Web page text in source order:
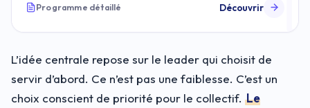
Programme détaillé Découvrir
L’idée centrale repose sur le leader qui choisit de
servir d’abord. Ce n’est pas une faiblesse. C’est un
choix conscient de priorité pour le collectif. Le